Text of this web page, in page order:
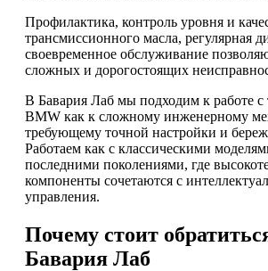
Профилактика, контроль уровня и
трансмиссионного масла, регулярная
своевременное обслуживание
сложных и дорогостоящих
В Бавария Лаб мы подходим к работе с
BMW как к сложному инженерному
требующему точной настройки и
Работаем как с классическими
последними поколениями, где
компоненты сочетаются с
управления.
Почему стоит
Бавария Лаб